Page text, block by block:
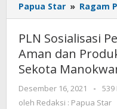
Papua Star » Ragam
PLN Sosialisasi
Aman dan
Sekota
Desember 16, 2021
oleh
Redaksi
-
oleh Redaksi : Papua Star